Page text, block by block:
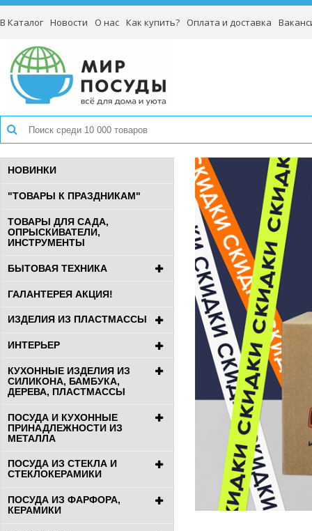
В Каталог Новости О нас Как купить? Оплата и доставка
НОВИНКИ
"ТОВАРЫ К ПРАЗДНИКАМ"
ТОВАРЫ ДЛЯ САДА,
ОПРЫСКИВАТЕЛИ,
ИНСТРУМЕНТЫ
БЫТОВАЯ ТЕХНИКА
ГАЛАНТЕРЕЯ АКЦИЯ!
ИЗДЕЛИЯ ИЗ ПЛАСТМАССЫ
ИНТЕРЬЕР
КУХОННЫЕ ИЗДЕЛИЯ ИЗ
СИЛИКОНА, БАМБУКА,
ДЕРЕВА, ПЛАСТМАССЫ
ПОСУДА И КУХОННЫЕ
ПРИНАДЛЕЖНОСТИ ИЗ
МЕТАЛЛА
ПОСУДА ИЗ СТЕКЛА И
СТЕКЛОКЕРАМИКИ
ПОСУДА ИЗ ФАРФОРА,
КЕРАМИКИ